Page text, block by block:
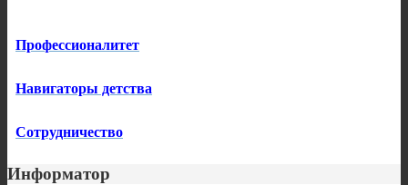
Профессионалитет
Навигаторы детства
Сотрудничество
Информатор